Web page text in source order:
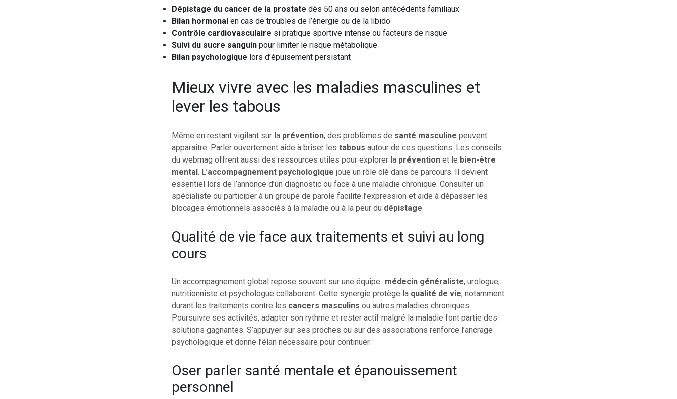
Dépistage du cancer de la prostate dès 50 ans ou selon antécédents familiaux
Bilan hormonal en cas de troubles de l’énergie ou de la libido
Contrôle cardiovasculaire si pratique sportive intense ou facteurs de risque
Suivi du sucre sanguinpour limiter le risque métabolique
Bilan psychologique lors d’épuisement persistant
Mieux vivre avec les maladies masculines et
lever les tabous
Même en restant vigilant sur la prévention, des problèmes de santé masculine peuvent
apparaître. Parler ouvertement aide à briser les tabous autour de ces questions. Les conseils
du webmag offrent aussi des ressources utiles pour explorer la préventionet le bien-être
mental . L’accompagnement psychologique joue un rôle clé dans ce parcours. Il devient
essentiel lors de l’annonce d’un diagnostic ou face à une maladie chronique. Consulter un
spécialiste ou participer à un groupe de parole facilite l’expression et aide à dépasser les
blocages émotionnels associés à la maladie ou à la peur du dépistage.
Qualité de vie face aux traitements et suivi au long
cours
Un accompagnement global repose souvent sur une équipe : médecin généraliste, urologue,
nutritionniste et psychologue collaborent. Cette synergie protège la qualité de vie, notamment
durant les traitements contre les cancers masculins ou autres maladies chroniques.
Poursuivre ses activités, adapter son rythme et rester actif malgré la maladie font partie des
solutions gagnantes. S’appuyer sur ses proches ou sur des associations renforce l’ancrage
psychologique et donne l’élan nécessaire pour continuer.
Oser parler santé mentale et épanouissement
personnel